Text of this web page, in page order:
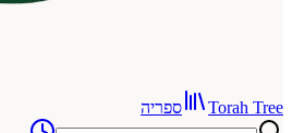
ספריה